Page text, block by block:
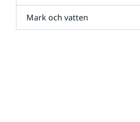
Mark och vatten